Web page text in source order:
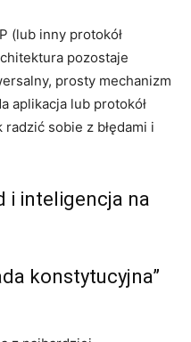
(lub inny protokół
pozostaje
prosty mechanizm
aplikacja lub protokół
sobie z błędami i
i inteligencja na
konstytucyjna”